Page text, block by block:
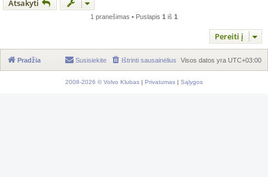
n
Atsakyti
1 pranešimas • Puslapis 1 iš 1
Pereiti į
Pradžia Visos datos yra UTC+03:00
Ištrinti sausainėlius
Susisiekite
2008-2026 © Volvo Klubas | Privatumas | Sąlygos